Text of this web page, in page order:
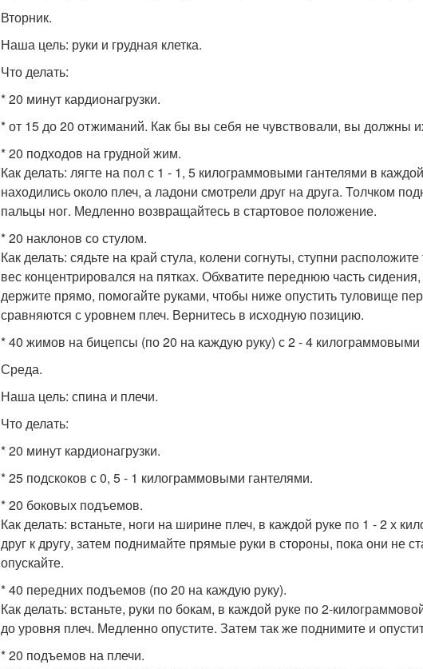
Вторник.
Наша цель: руки и грудная клетка.
Что делать:
* 20 минут кардионагрузки.
* от 15 до 20 отжиманий. Как бы вы себя не чувствовали, вы должны
* 20 подходов на грудной жим.
Как делать: лягте на пол с 1 - 1, 5 килограммовыми гантелями в
находились около плеч, а ладони смотрели друг на друга. Толчком
пальцы ног. Медленно возвращайтесь в стартовое положение.
* 20 наклонов со стулом.
Как делать: сядьте на край стула, колени согнуты, ступни
вес концентрировался на пятках. Обхватите переднюю часть
держите прямо, помогайте руками, чтобы ниже опустить туловище
сравняются с уровнем плеч. Вернитесь в исходную позицию.
* 40 жимов на бицепсы (по 20 на каждую руку) с 2 - 4 килограммовыми
Среда.
Наша цель: спина и плечи.
Что делать:
* 20 минут кардионагрузки.
* 25 подскоков с 0, 5 - 1 килограммовыми гантелями.
* 20 боковых подъемов.
Как делать: встаньте, ноги на ширине плеч, в каждой руке по 1 - 2 х
друг к другу, затем поднимайте прямые руки в стороны, пока они не
опускайте.
* 40 передних подъемов (по 20 на каждую руку).
Как делать: встаньте, руки по бокам, в каждой руке по 2-
до уровня плеч. Медленно опустите. Затем так же поднимите и
* 20 подъемов на плечи.